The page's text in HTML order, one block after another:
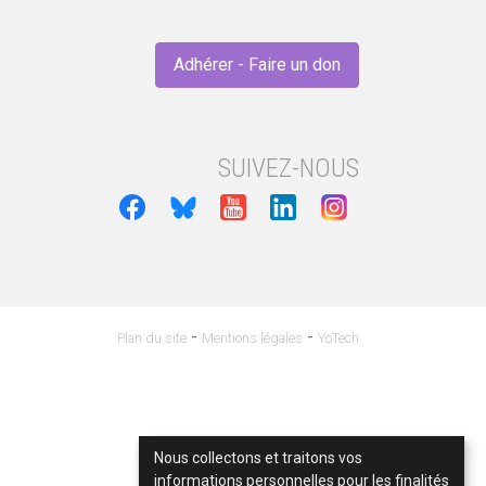
Adhérer - Faire un don
SUIVEZ-NOUS
Plan du site - Mentions légales - YoTech
Nous collectons et traitons vos
informations personnelles pour les finalités